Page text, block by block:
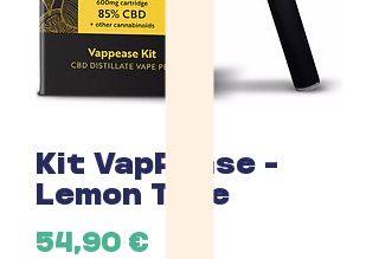
Kit VapPease -
Lemon Tree
54,90 €